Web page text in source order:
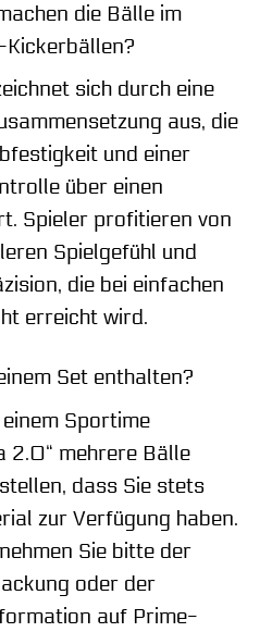
die Bälle im
sich durch eine
aus, die
und einer
über einen
Spieler profitieren von
Spielgefühl und
die bei einfachen
erreicht wird.
Set enthalten?
Sportime
2.0“ mehrere Bälle
dass Sie stets
zur Verfügung haben.
Sie bitte der
oder der
auf Prime-